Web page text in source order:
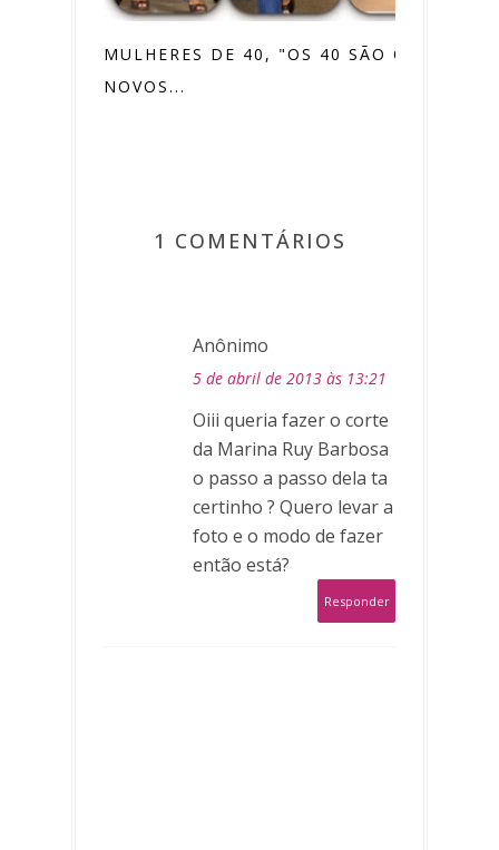
MULHERES DE 40, "OS 40 SÃO OS
NOVOS...
1 COMENTÁRIOS
Anônimo
5 de abril de 2013 às 13:21
Oiii queria fazer o corte
da Marina Ruy Barbosa
o passo a passo dela ta
certinho ? Quero levar a
foto e o modo de fazer
então está?
Responder